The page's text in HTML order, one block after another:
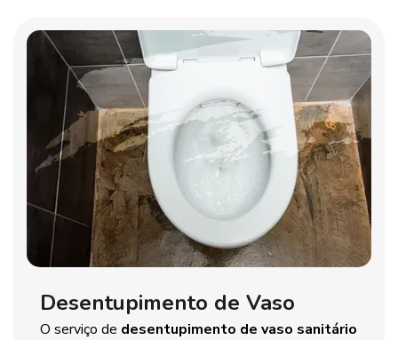
Desentupimento de Vaso
O serviço de desentupimento de vaso sanitário